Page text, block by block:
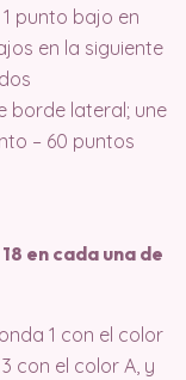
punto bajo en
en la siguiente
borde lateral; une
– 60 puntos
en cada una de
1 con el color
con el color A, y